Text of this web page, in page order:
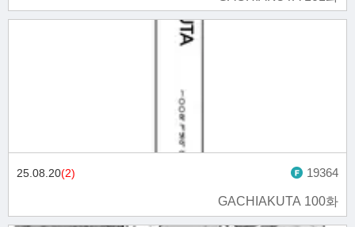
GACHIAKUTA 100화
25.08.20(2) 19364